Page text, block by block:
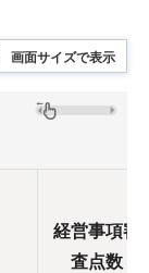
画面サイズで表示
経営事項審
査点数